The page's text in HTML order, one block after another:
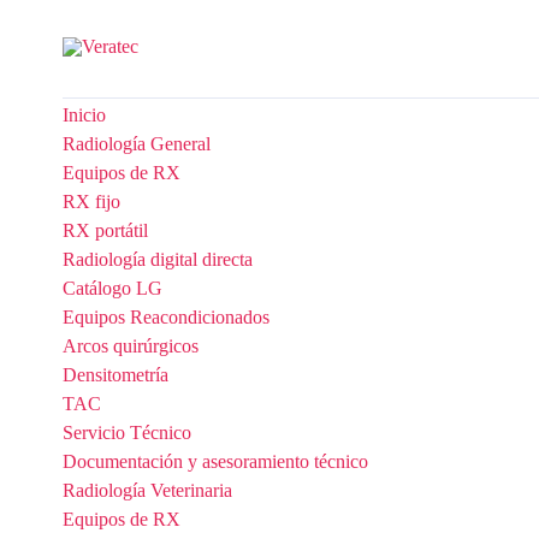
Inicio
Radiología General
Equipos de RX
RX fijo
RX portátil
Radiología digital directa
Catálogo LG
Equipos Reacondicionados
Arcos quirúrgicos
Densitometría
TAC
Servicio Técnico
Documentación y asesoramiento técnico
Radiología Veterinaria
Equipos de RX